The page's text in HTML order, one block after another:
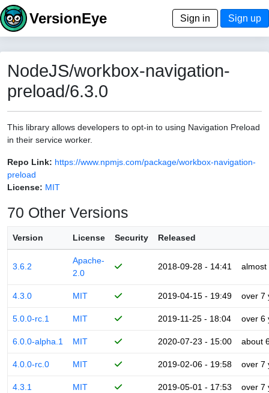
VersionEye Sign in Sign up
NodeJS/workbox-navigation-
preload/6.3.0
This library allows developers to opt-in to using Navigation Preload
in their service worker.
Repo Link: https://www.npmjs.com/package/workbox-navigation-
preload
License: MIT
70 Other Versions
Version License Security Released
3.6.2
Apache-
2.0
2018-09-28 - 14:41 almost
4.3.0 MIT 2019-04-15 - 19:49 over 7
5.0.0-rc.1 MIT 2019-11-25 - 18:04 over 6
6.0.0-alpha.1 MIT 2020-07-23 - 15:00 about
4.0.0-rc.0 MIT 2019-02-06 - 19:58 over 7
4.3.1 MIT 2019-05-01 - 17:53 over 7